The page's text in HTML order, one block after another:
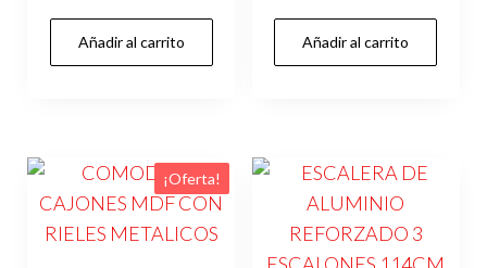
Añadir al carrito Añadir al carrito
¡Oferta!